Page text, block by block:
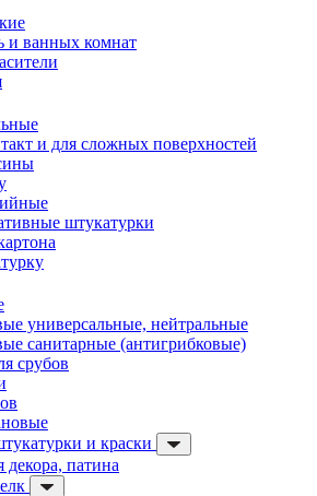
и ванных комнат
и для сложных поверхностей
штукатурки
универсальные, нейтральные
санитарные (антигрибковые)
срубов
и краски
декора, патина